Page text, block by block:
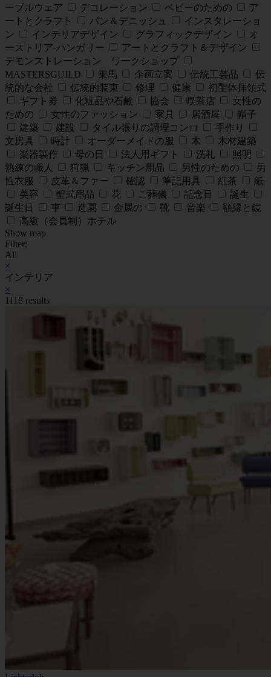
ーブルウェア
デコレーション ベビーのための
ア
ートとクラフト
パン＆デニッシュ
インスタレーショ
ン
インテリアデザイン グラフィックデザイン
オ
ーストリア‐ハンガリー
アートとクラフト＆デザイン
デモンストレーション ワークショップ
MASTERSGUILD
乗馬 企画立案 伝統工芸品
伝
統的な会社
伝統的装束 修理 健康
初聖体拝領式
ギフト券
化粧品や石鹸 協会 喫茶店
女性の
ための
女性のファッション 家具 居酒屋
帽子
建築
建設 タイル張りの調理コンロ
手作り
文房具
時計 オーダーメイドの服 木
木材建築
楽器製作
母の日 法人用ギフト 洗礼
照明
熟練の職人
狩猟 キッチン用品 男性のための
男
性衣服
皮革＆ファー 確認 筆記用具 紅茶
紙
美容
聖式用品 花 ご葬儀 記念日
誕生
誕生日
車 造園 金属の 靴 音楽
額縁と鏡
高級（会員制）ホテル
Show map
Filter:
All
×
インテリア
×
1118 results